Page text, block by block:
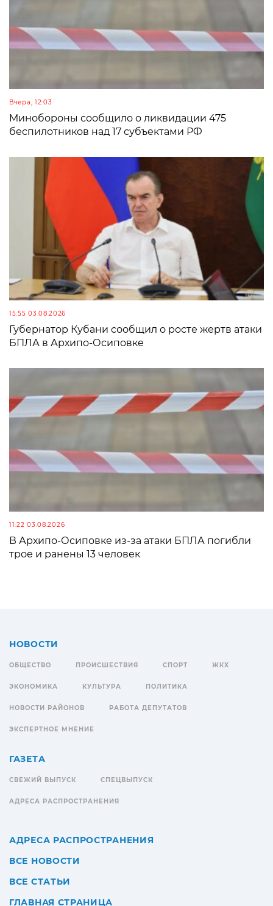
Вчера, 12:03
Минобороны сообщило о ликвидации 475
беспилотников над 17 субъектами РФ
15:55 03.08.2026
Губернатор Кубани сообщил о росте жертв атаки
БПЛА в Архипо-Осиповке
11:22 03.08.2026
В Архипо-Осиповке из-за атаки БПЛА погибли
трое и ранены 13 человек
НОВОСТИ
ОБЩЕСТВО ПРОИСШЕСТВИЯ СПОРТ ЖКХ
ЭКОНОМИКА КУЛЬТУРА ПОЛИТИКА
НОВОСТИ РАЙОНОВ РАБОТА ДЕПУТАТОВ
ЭКСПЕРТНОЕ МНЕНИЕ
ГАЗЕТА
СВЕЖИЙ ВЫПУСК СПЕЦВЫПУСК
АДРЕСА РАСПРОСТРАНЕНИЯ
АДРЕСА РАСПРОСТРАНЕНИЯ
ВСЕ НОВОСТИ
ВСЕ СТАТЬИ
ГЛАВНАЯ СТРАНИЦА